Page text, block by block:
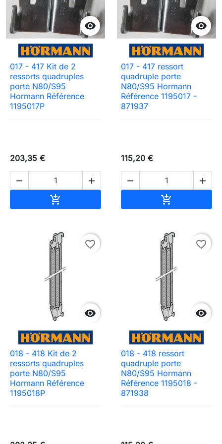

017 - 417 Kit de 2
ressorts quadruples
porte N80/S95
Hormann Référence
1195017P
203,35 €
 


017 - 417 ressort
quadruple porte
N80/S95 Hormann
Référence 1195017 -
871937
115,20 €
 


favorite_border
018 - 418 Kit de 2
ressorts quadruples
porte N80/S95
Hormann Référence
1195018P

favorite_border
018 - 418 ressort
quadruple porte
N80/S95 Hormann
Référence 1195018 -
871938